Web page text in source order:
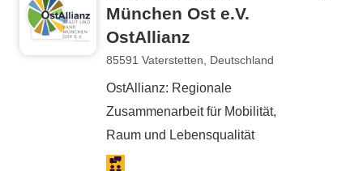
München Ost e.V.
OstAllianz
85591 Vaterstetten, Deutschland
OstAllianz: Regionale
Zusammenarbeit für Mobilität,
Raum und Lebensqualität